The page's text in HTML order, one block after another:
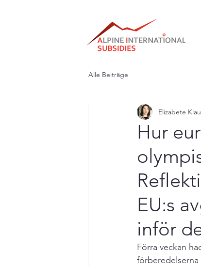
Alle Beiträge
Hur
EU:s
inför
Elizabete
Förra veckan
förberedelserna